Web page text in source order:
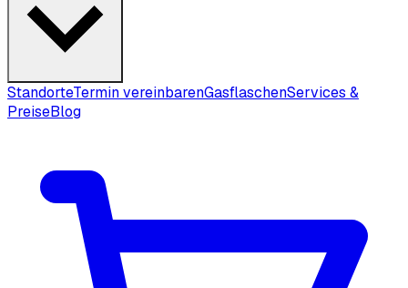
StandorteTermin vereinbarenGasflaschenServices &
PreiseBlog